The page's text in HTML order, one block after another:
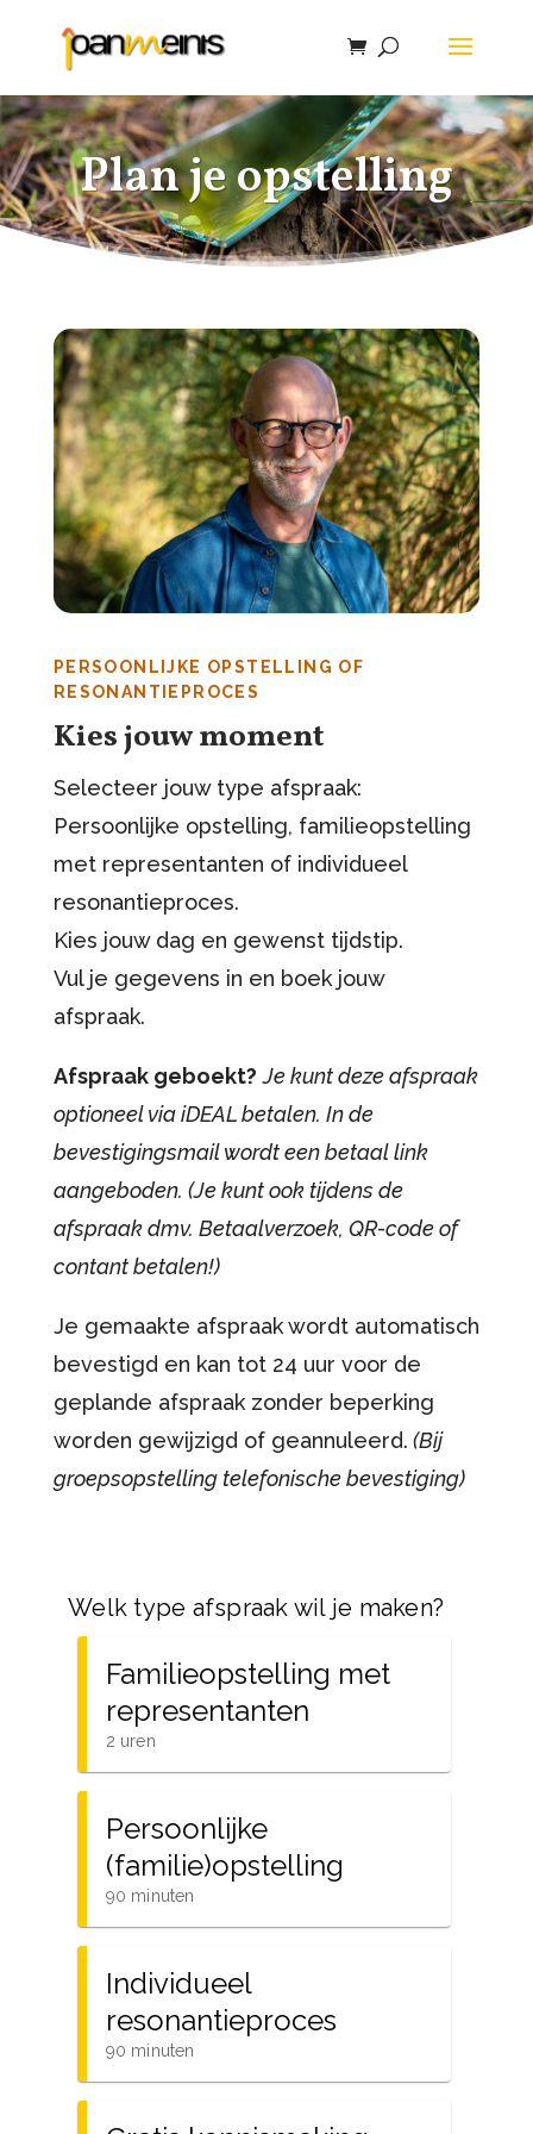
Plan je opstelling
PERSOONLIJKE OPSTELLING OF
RESONANTIEPROCES
Kies jouw moment
Selecteer jouw type afspraak:
Persoonlijke opstelling, familieopstelling
met representanten of individueel
resonantieproces.
Kies jouw dag en gewenst tijdstip.
Vul je gegevens in en boek jouw
afspraak.
Afspraak geboekt? Je kunt deze afspraak
optioneel via iDEAL betalen. In de
bevestigingsmail wordt een betaal link
aangeboden. (Je kunt ook tijdens de
afspraak dmv. Betaalverzoek, QR-code of
contant betalen!)
Je gemaakte afspraak wordt automatisch
bevestigd en kan tot 24 uur voor de
geplande afspraak zonder beperking
worden gewijzigd of geannuleerd. (Bij
groepsopstelling telefonische bevestiging)